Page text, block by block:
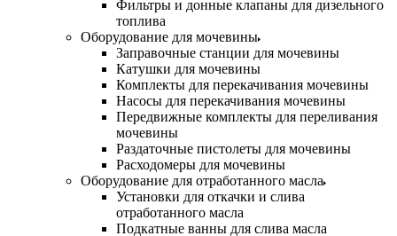
Фильтры и донные клапаны для дизельного
топлива
Оборудование для мочевины
Заправочные станции для мочевины
Катушки для мочевины
Комплекты для перекачивания мочевины
Насосы для перекачивания мочевины
Передвижные комплекты для переливания
мочевины
Раздаточные пистолеты для мочевины
Расходомеры для мочевины
Оборудование для отработанного масла
Установки для откачки и слива
отработанного масла
Подкатные ванны для слива масла